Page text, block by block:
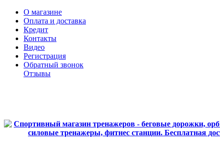
О магазине
Оплата и доставка
Кредит
Контакты
Видео
Регистрация
Обратный звонок
Отзывы